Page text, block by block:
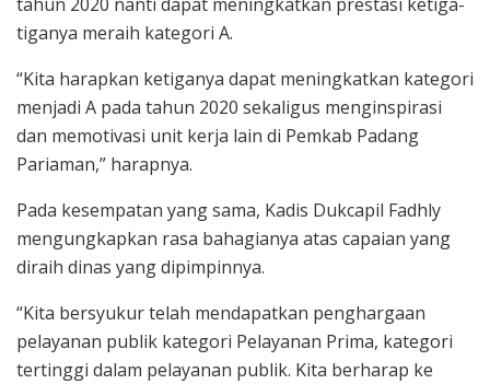
tiganya meraih kategori A.
“Kita harapkan ketiganya dapat meningkatkan kategori
menjadi A pada tahun 2020 sekaligus menginspirasi
dan memotivasi unit kerja lain di Pemkab Padang
Pariaman,” harapnya.
Pada kesempatan yang sama, Kadis Dukcapil Fadhly
mengungkapkan rasa bahagianya atas capaian yang
diraih dinas yang dipimpinnya.
“Kita bersyukur telah mendapatkan penghargaan
pelayanan publik kategori Pelayanan Prima, kategori
tertinggi dalam pelayanan publik. Kita berharap ke